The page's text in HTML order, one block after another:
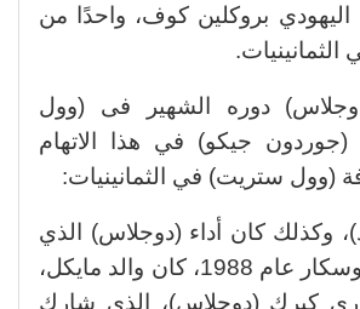
بروكلين كوف، واحدًا من
دوره الشهير فى (وول
جيكو) في هذا الاتهام
(وول ستريت) في الثمانينيات:
وكذلك كان أداء (دوجلاس) الذي
أكسبه جائزة الأوسكار عام 1988، كان والد مايكل،
كيرك (دوجلاس)، الذي شارك